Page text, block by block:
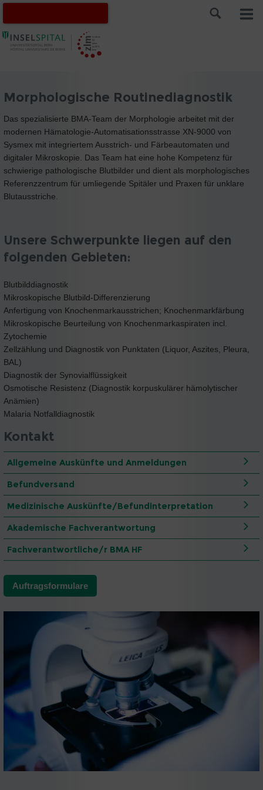
Morphologische Routinediagnostik
Das spezialisierte BMA-Team der Morphologie arbeitet mit der
modernen Hämatologie-Automatisationsstrasse XN-9000 von
Sysmex mit integriertem Ausstrich- und Färbeautomaten und
digitaler Mikroskopie. Das Team hat eine hohe Kompetenz für
schwierige pathologische Blutbilder und dient als morphologisches
Referenzzentrum für umliegende Spitäler und Praxen für unklare
Blutausstriche.
Unsere Schwerpunkte liegen auf den
folgenden Gebieten:
Blutbilddiagnostik
Mikroskopische Blutbild-Differenzierung
Anfertigung von Knochenmarkausstrichen; Knochenmarkfärbung
Mikroskopische Beurteilung von Knochenmarkaspiraten incl.
Zytochemie
Zellzählung und Diagnostik von Punktaten (Liquor, Aszites, Pleura,
BAL)
Diagnostik der Synovialflüssigkeit
Osmotische Resistenz (Diagnostik korpuskulärer hämolytischer
Anämien)
Malaria Notfalldiagnostik
Kontakt
Allgemeine Auskünfte und Anmeldungen
Befundversand
Medizinische Auskünfte/Befundinterpretation
Akademische Fachverantwortung
Fachverantwortliche/r BMA HF
Auftragsformulare